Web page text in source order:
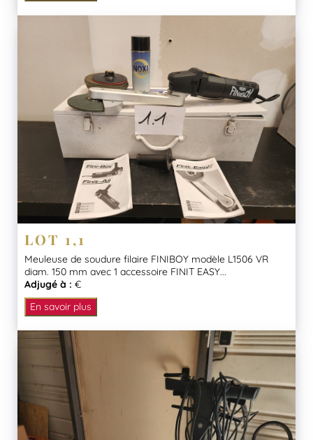
LOT 1,1
Meuleuse de soudure filaire FINIBOY modèle L1506 VR
diam. 150 mm avec 1 accessoire FINIT EASY...
Adjugé à : €
En savoir plus